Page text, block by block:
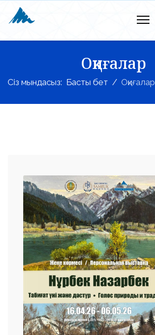
Оқиғалар
Сіз мындасыз: Басты бет Оқиғалар